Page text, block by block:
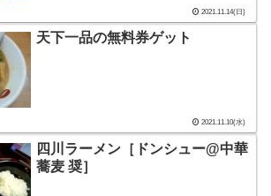
2021.11.14(日)
天下一品の無料券ゲット
2021.11.10(水)
四川ラーメン［ドンシュー@中華
蕎麦 奨］